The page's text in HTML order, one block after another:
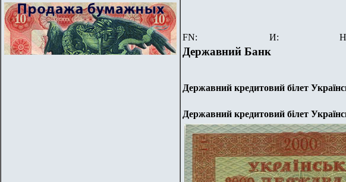
FN:
И:
Державний Банк
Державний кредитовий бiлет
Державний кредитовий бiлет